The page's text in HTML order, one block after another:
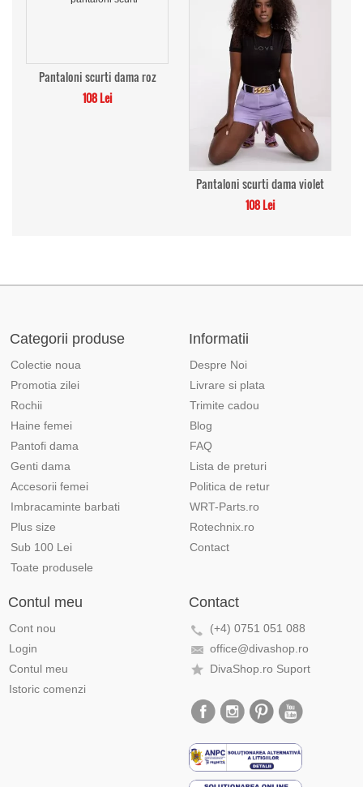
Pantaloni scurti dama roz
108 Lei
Pantaloni scurti dama violet
108 Lei
Categorii produse
Colectie noua
Promotia zilei
Rochii
Haine femei
Pantofi dama
Genti dama
Accesorii femei
Imbracaminte barbati
Plus size
Sub 100 Lei
Toate produsele
Informatii
Despre Noi
Livrare si plata
Trimite cadou
Blog
FAQ
Lista de preturi
Politica de retur
WRT-Parts.ro
Rotechnix.ro
Contact
Contul meu
Cont nou
Login
Contul meu
Istoric comenzi
Contact
(+4) 0751 051 088
office@divashop.ro
DivaShop.ro Suport